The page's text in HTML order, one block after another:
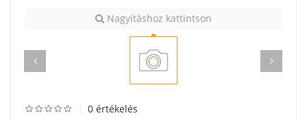
Nagyításhoz kattintson
0 értékelés